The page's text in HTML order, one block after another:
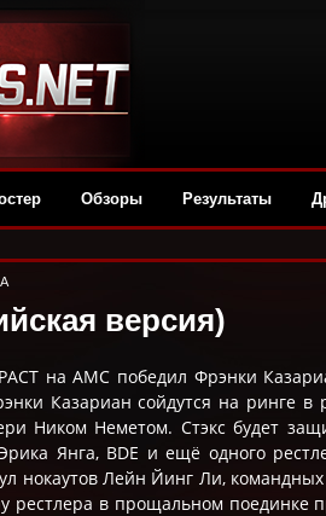
Обзоры Результаты
версия)
на АМС победил Фрэнки
Казариан сойдутся на ринге в
Ником Неметом. Стэкс будет
Янга, BDE и ещё одного
нокаутов Лейн Йинг Ли,
рестлера в прощальном поединке